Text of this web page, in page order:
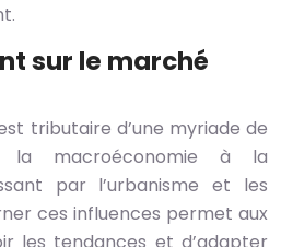
sur le marché
tributaire d’une myriade de
la macroéconomie à la
par l’urbanisme et les
ces influences permet aux